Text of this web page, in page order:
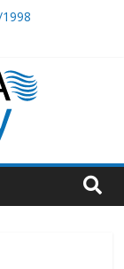
arriva Ventola
tirali matti
(0-0)